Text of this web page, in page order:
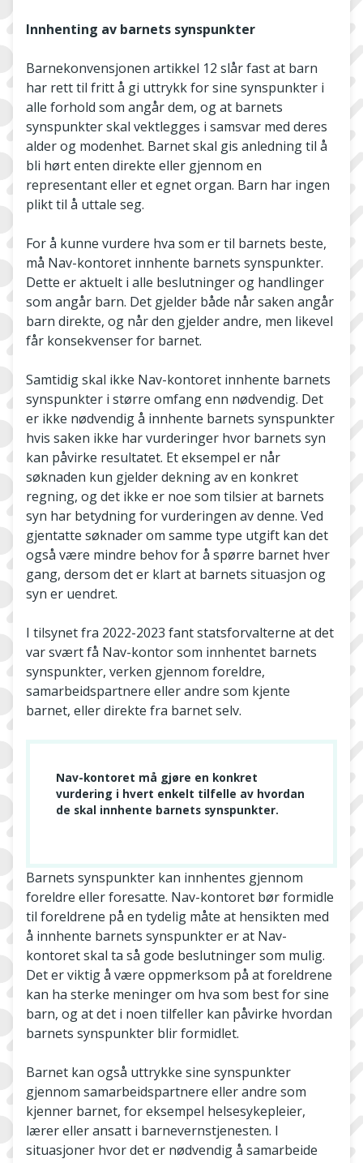
Innhenting av barnets synspunkter
Barnekonvensjonen artikkel 12 slår fast at barn
har rett til fritt å gi uttrykk for sine synspunkter i
alle forhold som angår dem, og at barnets
synspunkter skal vektlegges i samsvar med deres
alder og modenhet. Barnet skal gis anledning til å
bli hørt enten direkte eller gjennom en
representant eller et egnet organ. Barn har ingen
plikt til å uttale seg.
For å kunne vurdere hva som er til barnets beste,
må Nav-kontoret innhente barnets synspunkter.
Dette er aktuelt i alle beslutninger og handlinger
som angår barn. Det gjelder både når saken angår
barn direkte, og når den gjelder andre, men likevel
får konsekvenser for barnet.
Samtidig skal ikke Nav-kontoret innhente barnets
synspunkter i større omfang enn nødvendig. Det
er ikke nødvendig å innhente barnets synspunkter
hvis saken ikke har vurderinger hvor barnets syn
kan påvirke resultatet. Et eksempel er når
søknaden kun gjelder dekning av en konkret
regning, og det ikke er noe som tilsier at barnets
syn har betydning for vurderingen av denne. Ved
gjentatte søknader om samme type utgift kan det
også være mindre behov for å spørre barnet hver
gang, dersom det er klart at barnets situasjon og
syn er uendret.
I tilsynet fra 2022-2023 fant statsforvalterne at det
var svært få Nav-kontor som innhentet barnets
synspunkter, verken gjennom foreldre,
samarbeidspartnere eller andre som kjente
barnet, eller direkte fra barnet selv.
Nav-kontoret må gjøre en konkret
vurdering i hvert enkelt tilfelle av hvordan
de skal innhente barnets synspunkter.
Barnets synspunkter kan innhentes gjennom
foreldre eller foresatte. Nav-kontoret bør formidle
til foreldrene på en tydelig måte at hensikten med
å innhente barnets synspunkter er at Nav-
kontoret skal ta så gode beslutninger som mulig.
Det er viktig å være oppmerksom på at foreldrene
kan ha sterke meninger om hva som best for sine
barn, og at det i noen tilfeller kan påvirke hvordan
barnets synspunkter blir formidlet.
Barnet kan også uttrykke sine synspunkter
gjennom samarbeidspartnere eller andre som
kjenner barnet, for eksempel helsesykepleier,
lærer eller ansatt i barnevernstjenesten. I
situasjoner hvor det er nødvendig å samarbeide